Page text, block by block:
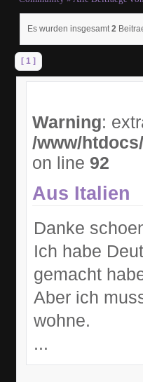
Es wurden insgesamt2
[ 1 ]
Warning:
/www/
on line 92
Aus Italien
Danke
Ich habe
gemacht
Aber ich
wohne.
...